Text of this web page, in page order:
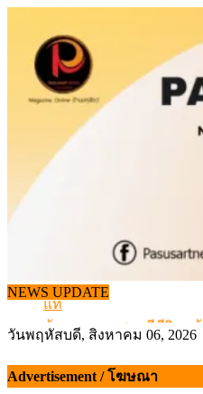
content
NEWS UPDATE
จากเครื่องดนตรีพื้นบ้าน
แท้
ข้อมูลราคา สุกรมีชีวิตห
สกัดลักลอบนำเข้าเอ็นโค
วันพฤหัสบดี, สิงหาคม 06, 2026
Advertisement / โฆษณา